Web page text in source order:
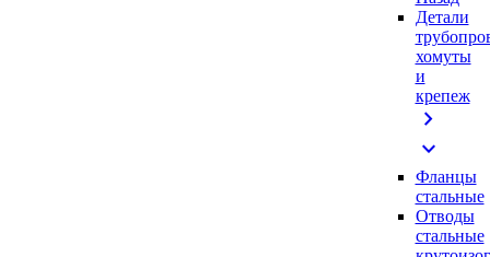
Детали
хомуты
и
крепеж
chevron_right
expand_more
Фланцы
стальные
Отводы
стальные